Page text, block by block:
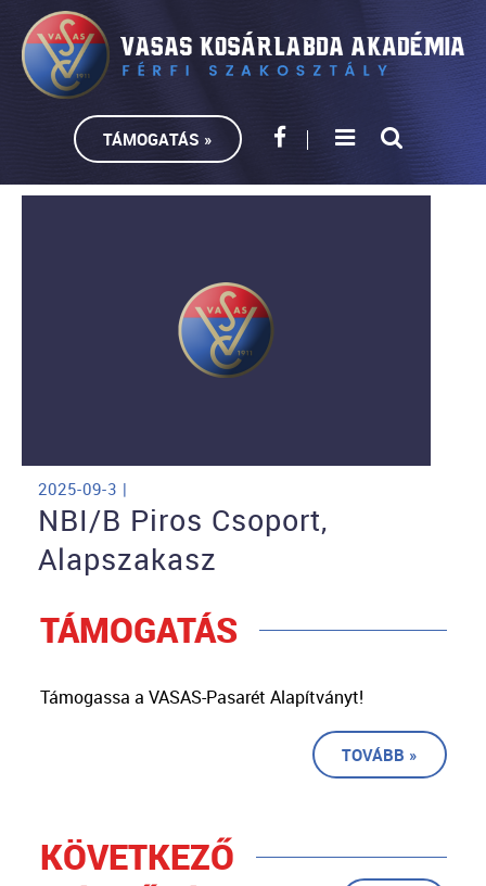
TÁMOGATÁS »
2025-09-3 |
NBI/B Piros Csoport,
Alapszakasz
TÁMOGATÁS
Támogassa a VASAS-Pasarét Alapítványt!
TOVÁBB »
KÖVETKEZŐ